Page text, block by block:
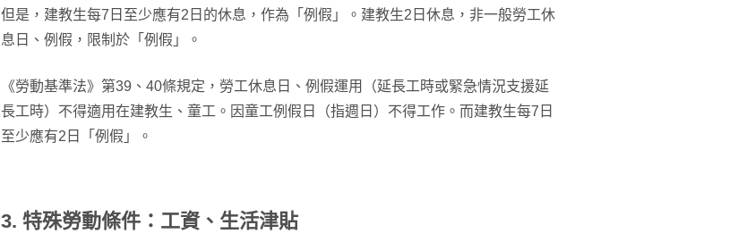
但是，建教生每7日至少應有2日的休息，作為「例假」。建教生2日休息，非一般勞工休
息日、例假，限制於「例假」。
《勞動基準法》第39、40條規定，勞工休息日、例假運用（延長工時或緊急情況支援延
長工時）不得適用在建教生、童工。因童工例假日（指週日）不得工作。而建教生每7日
至少應有2日「例假」。
3. 特殊勞動條件：工資、生活津貼